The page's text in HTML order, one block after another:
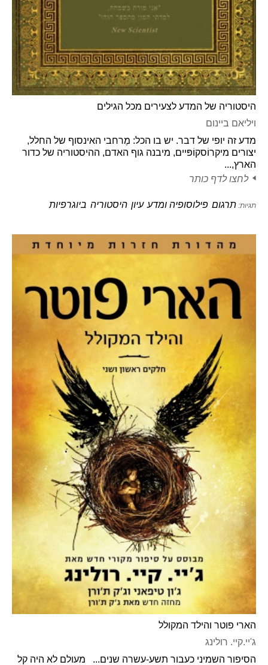
היסטוריה של המדע לצעירים מכל הגילים
ויליאם ביינום
מדע זה יופי של דבר. יש בו הכל: מֶרחבי האינסוף של החלל,
יצורים מיקרוֹסקוֹפּיים, מיבנה גוף האדם, ההיסטוריה של כדור
הארץ,...
לחצו לדף כותר
תגיות: תרגום פילוסופיה ומדע עיון היסטוריה ביוגרפיות
הארי פוטר והילד המקולל
ג'יי.קיי. רולינג
הסיפור השמיני כעבור תשע-עשרה שנים... מעולם לא היה קל